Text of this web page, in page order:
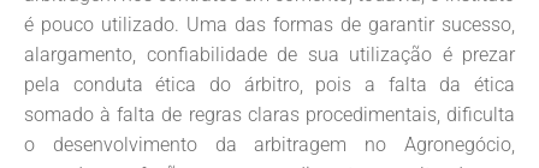
é pouco utilizado. Uma das formas de garantir sucesso,
alargamento, confiabilidade de sua utilização é prezar
pela conduta ética do árbitro, pois a falta da ética
somado à falta de regras claras procedimentais, dificulta
o desenvolvimento da arbitragem no Agronegócio,